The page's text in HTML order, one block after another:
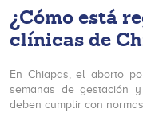
¿Cómo está
clínicas de
En Chiapas, el aborto
semanas de gestación
deben cumplir con